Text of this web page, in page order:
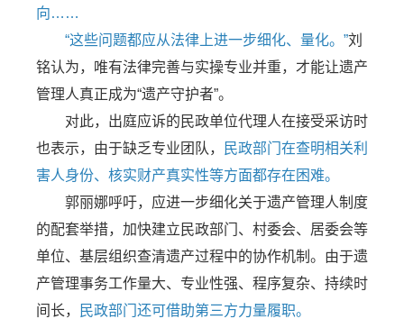
向……
“这些问题都应从法律上进一步细化、量化。”刘
铭认为，唯有法律完善与实操专业并重，才能让遗产
管理人真正成为“遗产守护者”。
对此，出庭应诉的民政单位代理人在接受采访时
也表示，由于缺乏专业团队，
民政部门在查明相关利
害人身份、核实财产真实性等方面都存在困难。
郭丽娜呼吁，应进一步细化关于遗产管理人制度
的配套举措，加快建立民政部门、村委会、居委会等
单位、基层组织查清遗产过程中的协作机制。由于遗
产管理事务工作量大、专业性强、程序复杂、持续时
间长，
民政部门还可借助第三方力量履职。